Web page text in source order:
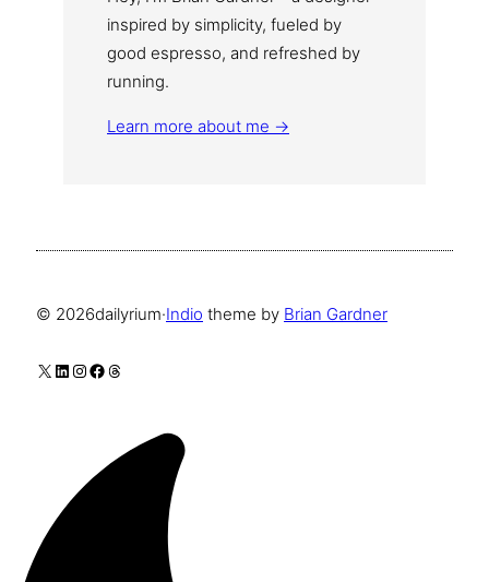
inspired by simplicity, fueled by
good espresso, and refreshed by
running.
Learn more about me →
© 2026dailyrium·Indio theme by Brian Gardner
X LinkedIn
Instagram
Facebook
Threads